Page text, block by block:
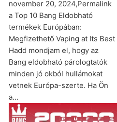
november 20, 2024,Permalink
a Top 10 Bang Eldobható
termékek Európában:
Megfizethető Vaping at Its Best
Hadd mondjam el, hogy az
Bang eldobható párologtatók
minden jó okból hullámokat
vetnek Európa-szerte. Ha Ön
a...